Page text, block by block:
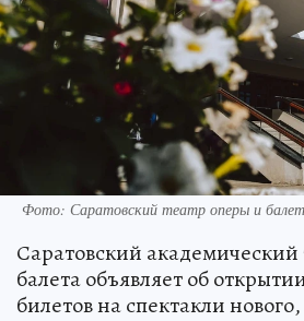
Фото: Саратовский театр оперы и балета